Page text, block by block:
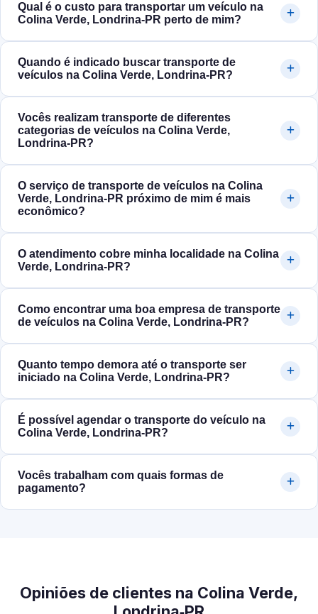
Qual é o custo para transportar um veículo na
Colina Verde, Londrina‑PR perto de mim?
Quando é indicado buscar transporte de
veículos na Colina Verde, Londrina‑PR?
Vocês realizam transporte de diferentes
categorias de veículos na Colina Verde,
Londrina‑PR?
O serviço de transporte de veículos na Colina
Verde, Londrina‑PR próximo de mim é mais
econômico?
O atendimento cobre minha localidade na Colina
Verde, Londrina‑PR?
Como encontrar uma boa empresa de transporte
de veículos na Colina Verde, Londrina‑PR?
Quanto tempo demora até o transporte ser
iniciado na Colina Verde, Londrina‑PR?
É possível agendar o transporte do veículo na
Colina Verde, Londrina‑PR?
Vocês trabalham com quais formas de
pagamento?
Opiniões de clientes na Colina Verde,